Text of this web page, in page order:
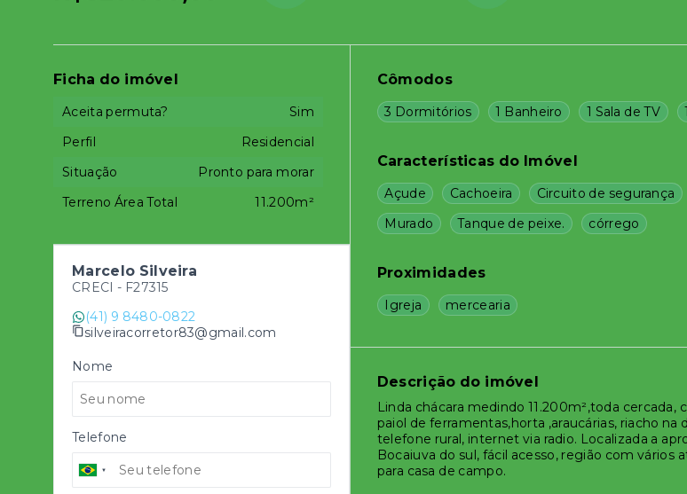
Cômodos
3 Dormitórios 1 Banheiro 1 Sala de TV
Características do Imóvel
Açude Cachoeira Circuito de segurança
Murado
Tanque de peixe. córrego
Proximidades
Igreja mercearia
Descrição do imóvel
Linda chácara medindo 11.200m²,toda
paiol de ferramentas,horta ,araucárias, riacho
telefone rural, internet via radio. Localizada a
Bocaiuva do sul, fácil acesso, região com vários
para casa de campo.
Ficha do imóvel
Aceita permuta?
Sim
Perfil
Residencial
Situação
Pronto para morar
Terreno Área Total
11.200m²
Marcelo Silveira
CRECI - F27315
(41) 9 8480-0822
silveiracorretor83@gmail.com
Nome
Telefone